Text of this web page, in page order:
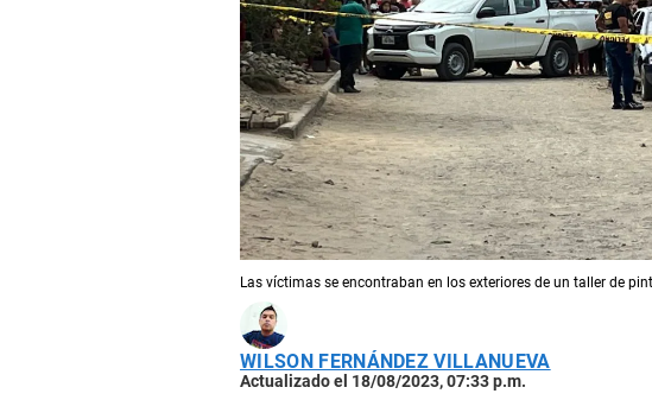
Las víctimas se encontraban en los exteriores de un taller de
WILSON FERNÁNDEZ VILLANUEVA
Actualizado el 18/08/2023, 07:33 p.m.